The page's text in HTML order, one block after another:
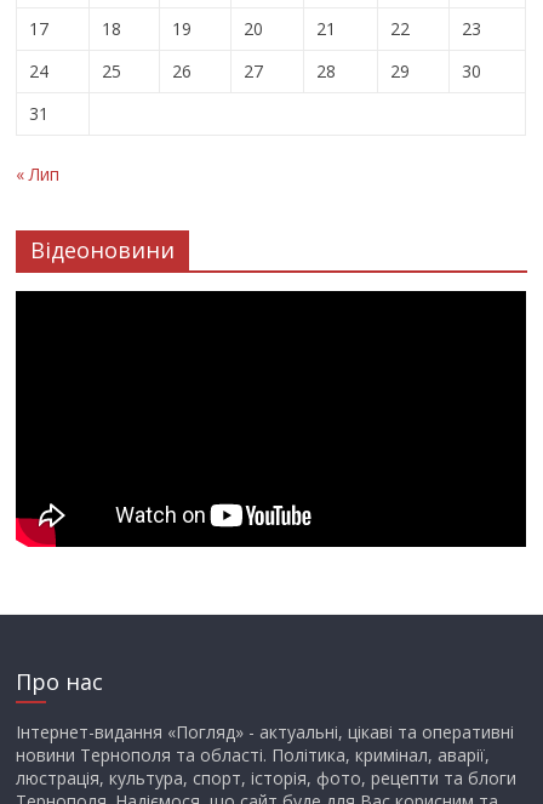
17
18 19 20 21 22
23
24
25 26 27 28 29
30
31
« Лип
Відеоновини
Про нас
Інтернет-видання «Погляд» - актуальні, цікаві та оперативні
новини Тернополя та області. Політика, кримінал, аварії,
люстрація, культура, спорт, історія, фото, рецепти та блоги